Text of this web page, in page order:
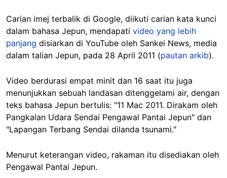
Carian imej terbalik di Google, diikuti carian kata kunci
dalam bahasa Jepun, mendapati video yang lebih
panjang disiarkan di YouTube oleh Sankei News, media
dalam talian Jepun, pada 28 April 2011 (pautan arkib).
Video berdurasi empat minit dan 16 saat itu juga
menunjukkan sebuah landasan ditenggelami air, dengan
teks bahasa Jepun bertulis: "11 Mac 2011. Dirakam oleh
Pangkalan Udara Sendai Pengawal Pantai Jepun" dan
"Lapangan Terbang Sendai dilanda tsunami."
Menurut keterangan video, rakaman itu disediakan oleh
Pengawal Pantai Jepun.